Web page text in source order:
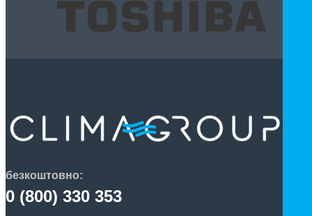
безкоштовно:
0 (800) 330 353